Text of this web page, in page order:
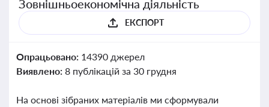
Зовнішньоекономічна діяльність
ЕКСПОРТ
Опрацьовано: 14390 джерел
Виявлено: 8 публікацій за 30 грудня
На основі зібраних матеріалів ми сформували